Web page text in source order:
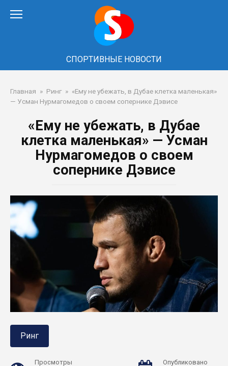
СПОРТИВНЫЕ НОВОСТИ
Главная » Ринг » «Ему не убежать, в Дубае клетка маленькая»
— Усман Нурмагомедов о своем сопернике Дэвисе
«Ему не убежать, в Дубае
клетка маленькая» — Усман
Нурмагомедов о своем
сопернике Дэвисе
Ринг
Просмотры Опубликовано